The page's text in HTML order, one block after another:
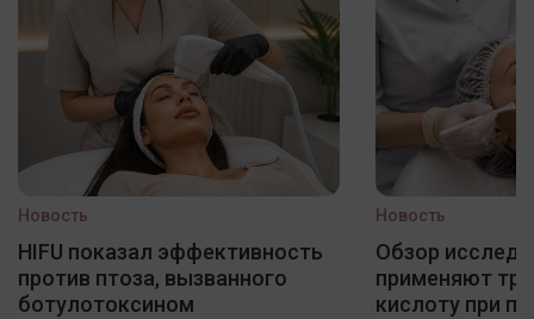
Новость
HIFU показал эффективность
против птоза, вызванного
ботулотоксином
Новость
Обзор
применяют
кислоту при